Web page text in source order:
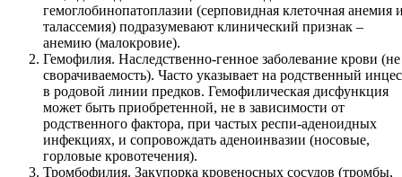
гемоглобинопатоплазии (серповидная клеточная анемия
талассемия) подразумевают клинический признак –
анемию (малокровие).
Гемофилия. Наследственно-генное заболевание крови (не
сворачиваемость). Часто указывает на родственный
в родовой линии предков. Гемофилическая дисфункция
может быть приобретенной, не в зависимости от
родственного фактора, при частых респи-аденоидных
инфекциях, и сопровождать аденоинвазии (носовые,
горловые кровотечения).
Тромбофилия. Закупорка кровеносных сосудов (тромбы,